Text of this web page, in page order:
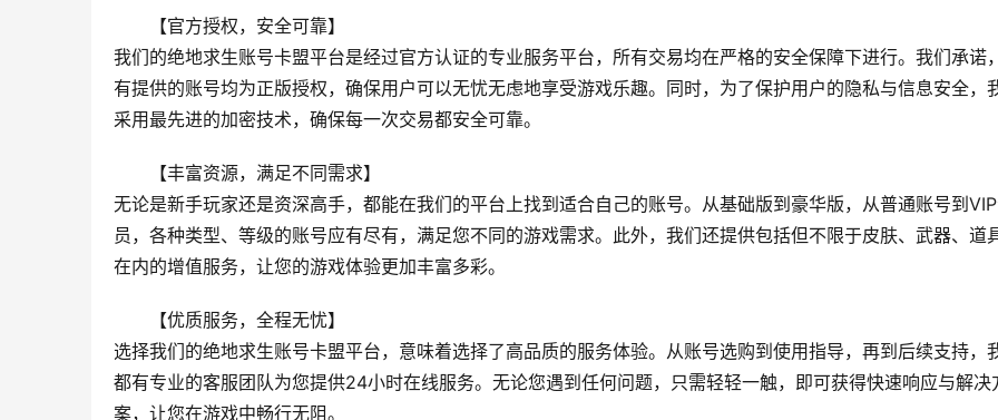
【官方授权，安全可靠】
我们的绝地求生账号卡盟平台是经过官方认证的专业服务平台，所有交易均在严格的安全保障下进行。我们承诺
有提供的账号均为正版授权，确保用户可以无忧无虑地享受游戏乐趣。同时，为了保护用户的隐私与信息安全，
采用最先进的加密技术，确保每一次交易都安全可靠。
【丰富资源，满足不同需求】
无论是新手玩家还是资深高手，都能在我们的平台上找到适合自己的账号。从基础版到豪华版，从普通账号到
员，各种类型、等级的账号应有尽有，满足您不同的游戏需求。此外，我们还提供包括但不限于皮肤、武器、道
在内的增值服务，让您的游戏体验更加丰富多彩。
【优质服务，全程无忧】
选择我们的绝地求生账号卡盟平台，意味着选择了高品质的服务体验。从账号选购到使用指导，再到后续支持，
都有专业的客服团队为您提供24小时在线服务。无论您遇到任何问题，只需轻轻一触，即可获得快速响应与解决
案，让您在游戏中畅行无阻。